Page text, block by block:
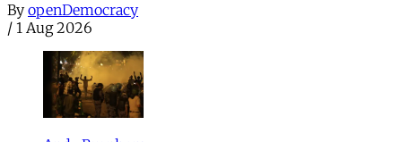
By openDemocracy
/ 1 Aug 2026